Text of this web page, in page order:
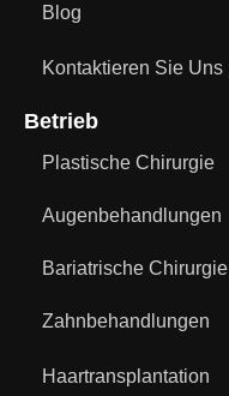
Blog
Kontaktieren Sie Uns
Betrieb
Plastische Chirurgie
Augenbehandlungen
Bariatrische Chirurgie
Zahnbehandlungen
Haartransplantation